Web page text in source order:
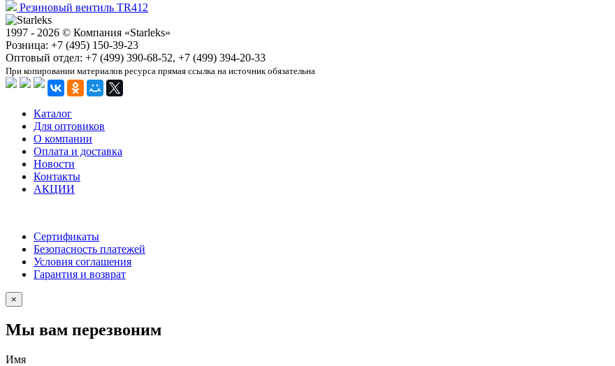
Резиновый вентиль TR412
1997 - 2026 © Компания «Starleks»
Розница: +7 (495) 150-39-23
Оптовый отдел: +7 (499) 390-68-52, +7 (499) 394-20-33
При копировании материалов ресурса прямая ссылка на источник обязательна
Каталог
Для оптовиков
О компании
Оплата и доставка
Новости
Контакты
АКЦИИ
Сертификаты
Безопасность платежей
Условия соглашения
Гарантия и возврат
×
Мы вам перезвоним
Имя